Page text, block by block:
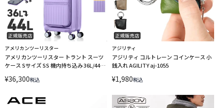
アメリカンツーリスター
アメリカンツーリスター トラント スーツ
ケース Sサイズ SS 機内持ち込み 36L/44L
ン ストッパー 4輪 双輪 キャリーケース
¥36,300税込
アジリティ
アジリティ コルトレーン コインケース 小
銭入れ AGILITY aj-1055
¥1,980税込